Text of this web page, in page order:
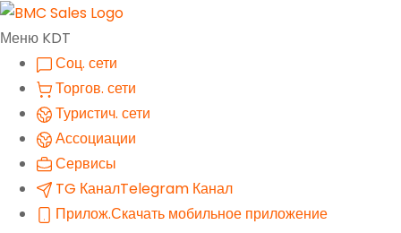
Меню KDT
Соц. сети
Торгов. сети
Туристич. сети
Ассоциации
Сервисы
TG КаналTelegram Канал
Прилож.Скачать мобильное приложение